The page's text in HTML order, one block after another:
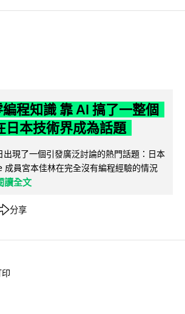
編程知識 靠 AI 搞了一整個
日本技術界成為話題
出現了一個引發廣泛討論的熱門話題：日本
成員宮本佳林在完全沒有編程經驗的情況
讀全文
分享